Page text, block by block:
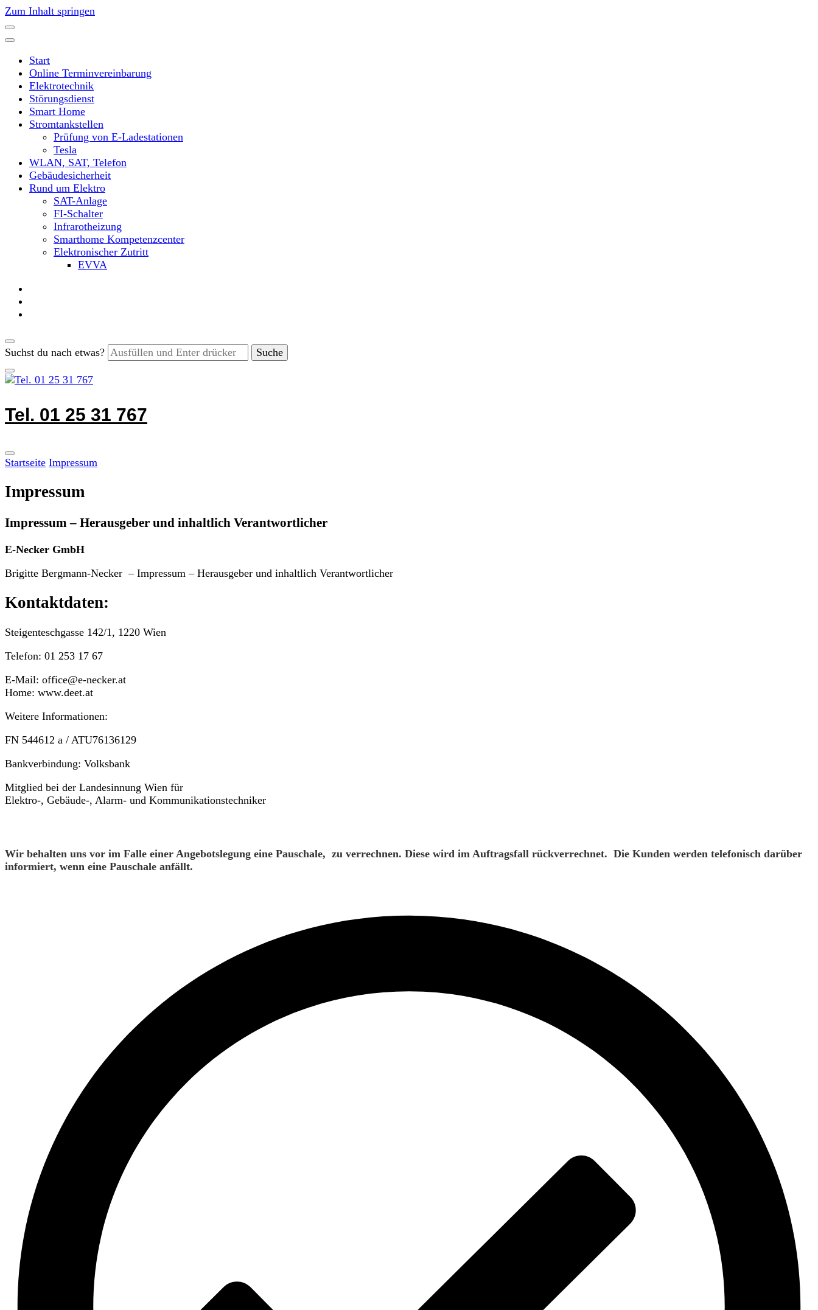
Zum Inhalt springen
Start
Online Terminvereinbarung
Elektrotechnik
Störungsdienst
Smart Home
Stromtankstellen
Prüfung von E-Ladestationen
Tesla
WLAN, SAT, Telefon
Gebäudesicherheit
Rund um Elektro
SAT-Anlage
FI-Schalter
Infrarotheizung
Smarthome Kompetenzcenter
Elektronischer Zutritt
EVVA
Suchst du nach etwas?
Tel. 01 25 31 767
Startseite Impressum
Impressum
Impressum – Herausgeber und inhaltlich Verantwortlicher
E-Necker GmbH
Brigitte Bergmann-Necker – Impressum – Herausgeber und inhaltlich Verantwortlicher
Kontaktdaten:
Steigenteschgasse 142/1, 1220 Wien
Telefon: 01 253 17 67
E-Mail: office@e-necker.at
Home: www.deet.at
Weitere Informationen:
FN 544612 a / ATU76136129
Bankverbindung: Volksbank
Mitglied bei der Landesinnung Wien für
Elektro-, Gebäude-, Alarm- und Kommunikationstechniker
Wir behalten uns vor im Falle einer Angebotslegung eine Pauschale, zu verrechnen. Diese wird im Auftragsfall rückverrechnet. Die Kunden werden telefonisch darüber
informiert, wenn eine Pauschale anfällt.